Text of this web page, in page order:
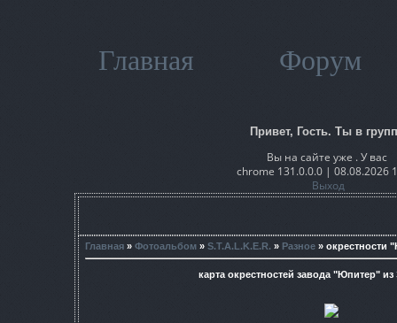
Главная Форум
Привет, Гость. Ты в
Вы на сайте уже . У вас
chrome 131.0.0.0 | 08.08.2026
Выход
Главная » Фотоальбом » S.T.A.L.K.E.R. » Разное » окрестности
карта окрестностей завода "Юпитер"